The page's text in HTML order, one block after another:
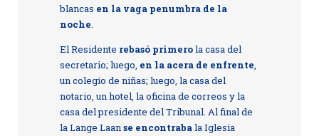
blancas en la vaga penumbra de la
noche.
El Residente rebasó primerola casa del
secretario; luego, en la acera de enfrente,
un colegio de niñas; luego, la casa del
notario, un hotel, la oficina de correos y la
casa del presidente del Tribunal. Al final de
la Lange Laanse encontrabala Iglesia